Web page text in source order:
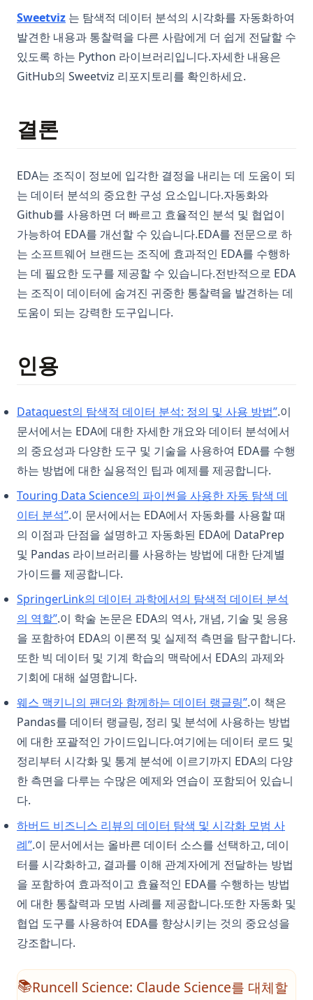
Sweetviz(opens in a new tab)
는 탐색적 데이터 분석의 시각화를 자동화하여
발견한 내용과 통찰력을 다른 사람에게 더 쉽게 전달할 수
있도록 하는 Python 라이브러리입니다.자세한 내용은
GitHub의 Sweetviz 리포지토리를 확인하세요.
결론
EDA는 조직이 정보에 입각한 결정을 내리는 데 도움이 되
는 데이터 분석의 중요한 구성 요소입니다.자동화와
Github를 사용하면 더 빠르고 효율적인 분석 및 협업이
가능하여 EDA를 개선할 수 있습니다.EDA를 전문으로 하
는 소프트웨어 브랜드는 조직에 효과적인 EDA를 수행하
는 데 필요한 도구를 제공할 수 있습니다.전반적으로 EDA
는 조직이 데이터에 숨겨진 귀중한 통찰력을 발견하는 데
도움이 되는 강력한 도구입니다.
인용
Dataquest의 탐색적 데이터 분석: 정의 및 사용 방법”.이
문서에서는 EDA에 대한 자세한 개요와 데이터 분석에서
의 중요성과 다양한 도구 및 기술을 사용하여 EDA를 수행
하는 방법에 대한 실용적인 팁과 예제를 제공합니다.
Touring Data Science의 파이썬을 사용한 자동 탐색 데
이터 분석”(opens in a new tab)
.이 문서에서는 EDA에서 자동화를 사용할 때
의 이점과 단점을 설명하고 자동화된 EDA에 DataPrep
및 Pandas 라이브러리를 사용하는 방법에 대한 단계별
가이드를 제공합니다.
SpringerLink의 데이터 과학에서의 탐색적 데이터 분석
의 역할”(opens in a new tab)
.이 학술 논문은 EDA의 역사, 개념, 기술 및 응용
을 포함하여 EDA의 이론적 및 실제적 측면을 탐구합니다.
또한 빅 데이터 및 기계 학습의 맥락에서 EDA의 과제와
기회에 대해 설명합니다.
웨스 맥키니의 팬더와 함께하는 데이터 랭글링”(opens in a
.이 책은
Pandas를 데이터 랭글링, 정리 및 분석에 사용하는 방법
에 대한 포괄적인 가이드입니다.여기에는 데이터 로드 및
정리부터 시각화 및 통계 분석에 이르기까지 EDA의 다양
한 측면을 다루는 수많은 예제와 연습이 포함되어 있습니
다.
하버드 비즈니스 리뷰의 데이터 탐색 및 시각화 모범 사
례”(opens in a new tab)
.이 문서에서는 올바른 데이터 소스를 선택하고, 데이
터를 시각화하고, 결과를 이해 관계자에게 전달하는 방법
을 포함하여 효과적이고 효율적인 EDA를 수행하는 방법
에 대한 통찰력과 모범 사례를 제공합니다.또한 자동화 및
협업 도구를 사용하여 EDA를 향상시키는 것의 중요성을
강조합니다.
📚Runcell Science: Claude Science를 대체할